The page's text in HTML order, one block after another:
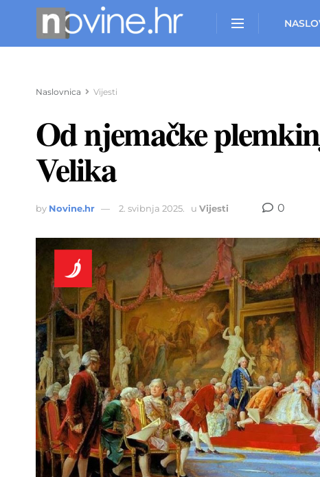
Naslovnica Vijesti
Od njemačke
Velika
by Novine.hr 2. svibnja 2025. u Vijesti 0